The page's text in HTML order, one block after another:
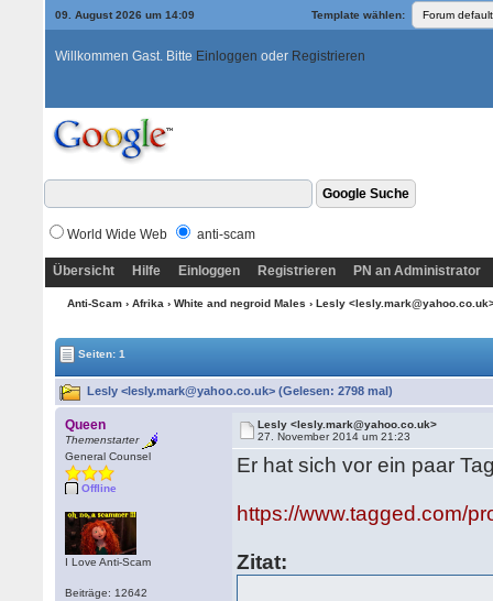
09. August 2026 um 14:09 Template wählen:
Willkommen Gast. Bitte Einloggen oder Registrieren
World Wide Web anti-scam
Übersicht Hilfe Einloggen Registrieren PN an Administrator
Anti-Scam› Afrika › White and negroid Males › Lesly
Seiten: 1
Lesly <lesly.mark@yahoo.co.uk> (Gelesen: 2798 mal)
Queen
Themenstarter
General Counsel
Offline
I Love Anti-Scam
Beiträge: 12642
Lesly <lesly.mark@yahoo.co.uk>
27. November 2014 um 21:23
Er hat sich vor ein paar
https://www.tagged.com/
Zitat: